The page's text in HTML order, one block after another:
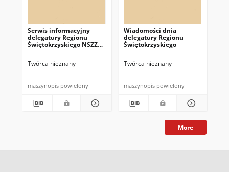
Serwis informacyjny
delegatury Regionu
Świętokrzyskiego NSZZ
Twórca nieznany
maszynopis powielony
Wiadomości dnia
delegatury Regionu
Świętokrzyskiego
Twórca nieznany
maszynopis powielony
More